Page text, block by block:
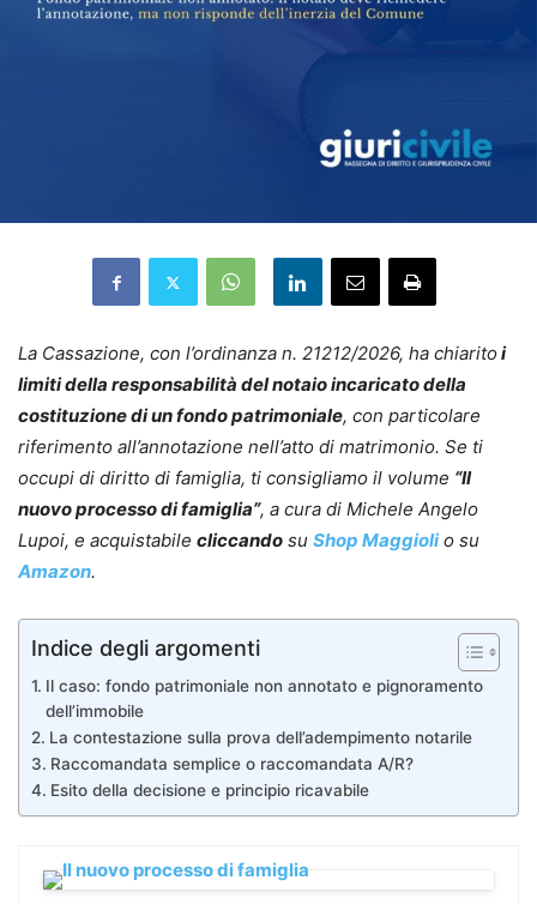
La Cassazione, con l’ordinanza n. 21212/2026, ha chiaritoi
limiti della responsabilità del notaio incaricato della
costituzione di un fondo patrimoniale, con particolare
riferimento all’annotazione nell’atto di matrimonio. Se ti
occupi di diritto di famiglia, ti consigliamo il volume “Il
nuovo processo di famiglia”, a cura di Michele Angelo
Lupoi, e acquistabile cliccando su Shop Maggiolio su
Amazon.
Indice degli argomenti
Il caso: fondo patrimoniale non annotato e pignoramento
dell’immobile
La contestazione sulla prova dell’adempimento notarile
Raccomandata semplice o raccomandata A/R?
Esito della decisione e principio ricavabile